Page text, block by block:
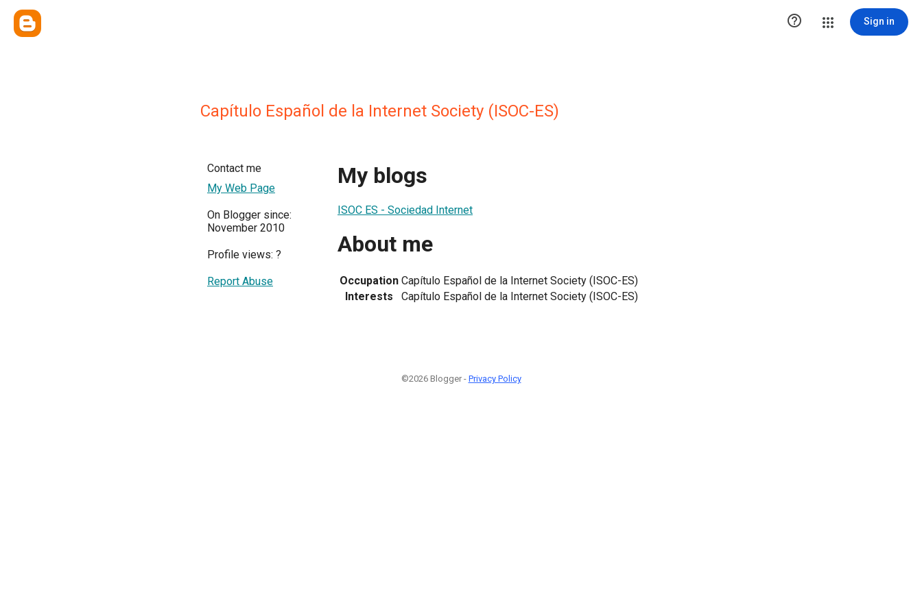
 Sign in
Capítulo Español de la Internet Society (ISOC-ES)
Contact me
My Web Page
On Blogger since:
November 2010
Profile views: ?
Report Abuse
My blogs
ISOC ES - Sociedad Internet
About me
Occupation Capítulo Español de la Internet Society (ISOC-ES)
Interests
Capítulo Español de la Internet Society (ISOC-ES)
©2026 Blogger - Privacy Policy